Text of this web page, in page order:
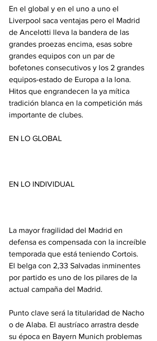
En el global y en el uno a uno el
Liverpool saca ventajas pero el Madrid
de Ancelotti lleva la bandera de las
grandes proezas encima, esas sobre
grandes equipos con un par de
bofetones consecutivos y los 2 grandes
equipos-estado de Europa a la lona.
Hitos que engrandecen la ya mítica
tradición blanca en la competición más
importante de clubes.
EN LO GLOBAL
EN LO INDIVIDUAL
La mayor fragilidad del Madrid en
defensa es compensada con la increíble
temporada que está teniendo Cortois.
El belga con 2,33 Salvadas inminentes
por partido es uno de los pilares de la
actual campaña del Madrid.
Punto clave será la titularidad de Nacho
o de Alaba. El austríaco arrastra desde
su época en Bayern Munich problemas